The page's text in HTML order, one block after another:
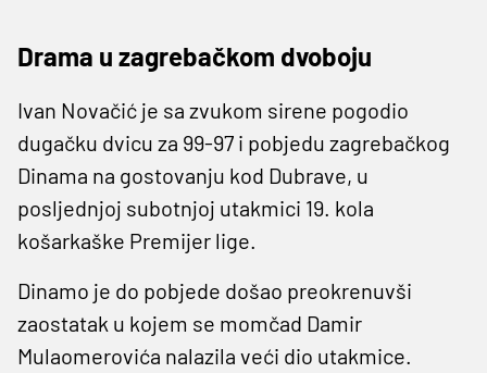
Drama u zagrebačkom dvoboju
Ivan Novačić je sa zvukom sirene pogodio
dugačku dvicu za 99-97 i pobjedu zagrebačkog
Dinama na gostovanju kod Dubrave, u
posljednjoj subotnjoj utakmici 19. kola
košarkaške Premijer lige.
Dinamo je do pobjede došao preokrenuvši
zaostatak u kojem se momčad Damir
Mulaomerovića nalazila veći dio utakmice.